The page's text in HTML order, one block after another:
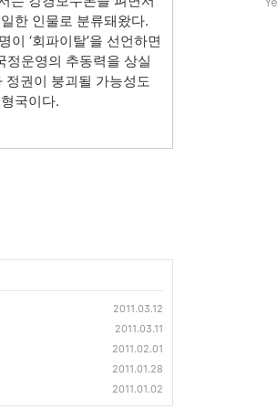
한 인물로 분류돼왔다.
‘회파이탈’을 선언하면
운영의 추동력을 상실
권이 붕괴될 가능성도
국이다.
2011.03.12
2011.03.11
2011.02.01
2011.01.28
2011.01.02
수